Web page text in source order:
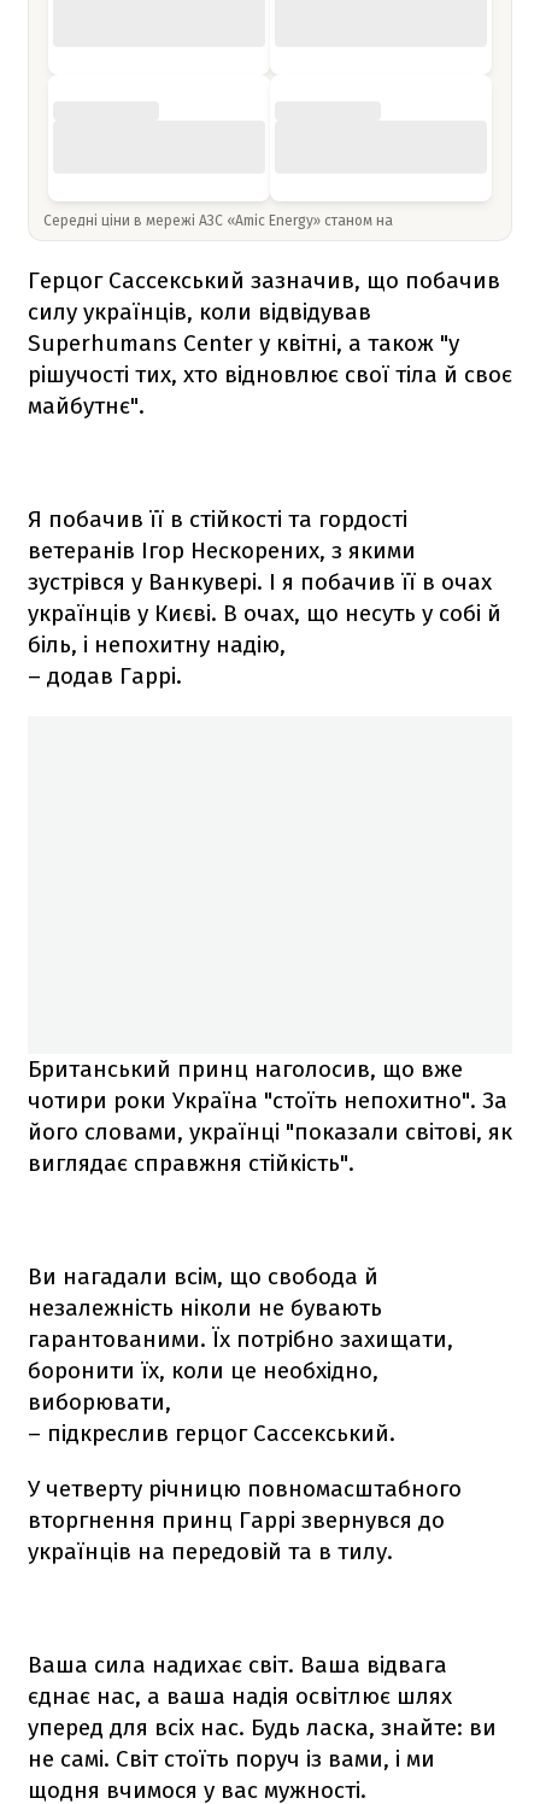
Середні ціни в мережі АЗС «Amic Energy» станом на
Герцог Сассекський зазначив, що побачив
силу українців, коли відвідував
Superhumans Center у квітні, а також "у
рішучості тих, хто відновлює свої тіла й своє
майбутнє".
Я побачив її в стійкості та гордості
ветеранів Ігор Нескорених, з якими
зустрівся у Ванкувері. І я побачив її в очах
українців у Києві. В очах, що несуть у собі й
біль, і непохитну надію,
– додав Гаррі.
Британський принц наголосив, що вже
чотири роки Україна "стоїть непохитно". За
його словами, українці "показали світові, як
виглядає справжня стійкість".
Ви нагадали всім, що свобода й
незалежність ніколи не бувають
гарантованими. Їх потрібно захищати,
боронити їх, коли це необхідно,
виборювати,
– підкреслив герцог Сассекський.
У четверту річницю повномасштабного
вторгнення принц Гаррі звернувся до
українців на передовій та в тилу.
Ваша сила надихає світ. Ваша відвага
єднає нас, а ваша надія освітлює шлях
уперед для всіх нас. Будь ласка, знайте: ви
не самі. Світ стоїть поруч із вами, і ми
щодня вчимося у вас мужності.